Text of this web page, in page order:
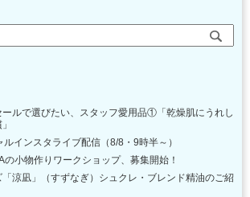
ールで選びたい、スタッフ愛用品①「乾燥肌にうれし
ルインスタライブ配信（8/8・9時半～）
の小物作りワークショップ、募集開始！
「涼凪」（すずなぎ）シュクレ・ブレンド精油のご紹